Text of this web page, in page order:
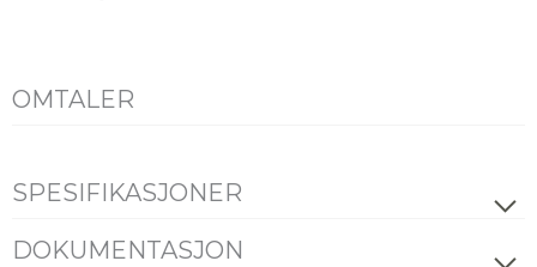
OMTALER
SPESIFIKASJONER
PRODUKT
DOKUMENTASJON